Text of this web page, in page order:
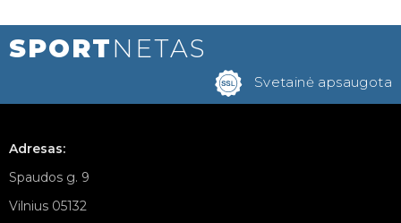
SPORTNETAS
Svetainė apsaugota
Adresas:
Spaudos g. 9
Vilnius 05132